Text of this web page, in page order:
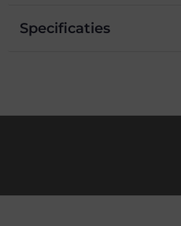
Specificaties